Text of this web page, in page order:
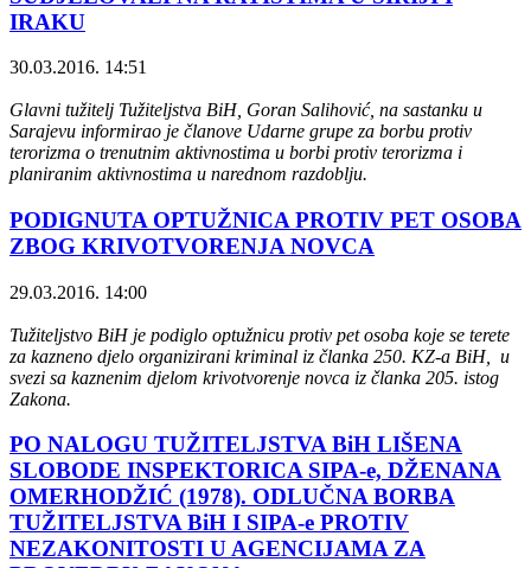
IRAKU
30.03.2016. 14:51
Glavni tužitelj Tužiteljstva BiH, Goran Salihović, na sastanku u
Sarajevu informirao je članove Udarne grupe za borbu protiv
terorizma o trenutnim aktivnostima u borbi protiv terorizma i
planiranim aktivnostima u narednom razdoblju.
PODIGNUTA OPTUŽNICA PROTIV PET OSOBA
ZBOG KRIVOTVORENJA NOVCA
29.03.2016. 14:00
Tužiteljstvo BiH je podiglo optužnicu protiv pet osoba koje se terete
za kazneno djelo organizirani kriminal iz članka 250. KZ-a BiH, u
svezi sa kaznenim djelom krivotvorenje novca iz članka 205. istog
Zakona.
PO NALOGU TUŽITELJSTVA BiH LIŠENA
SLOBODE INSPEKTORICA SIPA-e, DŽENANA
OMERHODŽIĆ (1978). ODLUČNA BORBA
TUŽITELJSTVA BiH I SIPA-e PROTIV
NEZAKONITOSTI U AGENCIJAMA ZA